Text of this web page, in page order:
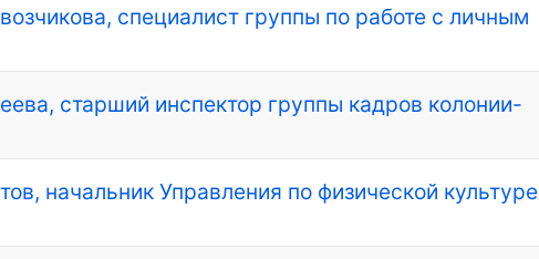
специалист группы по работе с личным
старший инспектор группы кадров колонии-
начальник Управления по физической культуре